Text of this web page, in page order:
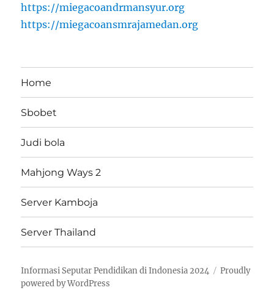
https://miegacoandrmansyur.org
https://miegacoansmrajamedan.org
Home
Sbobet
Judi bola
Mahjong Ways 2
Server Kamboja
Server Thailand
Informasi Seputar Pendidikan di Indonesia 2024
Proudly
powered by WordPress